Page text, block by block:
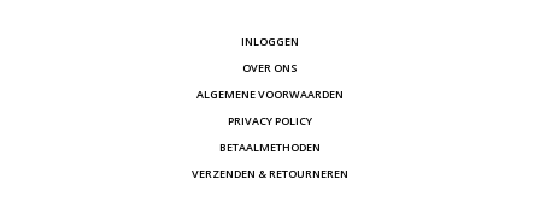
INLOGGEN
OVER ONS
ALGEMENE VOORWAARDEN
PRIVACY POLICY
BETAALMETHODEN
VERZENDEN & RETOURNEREN